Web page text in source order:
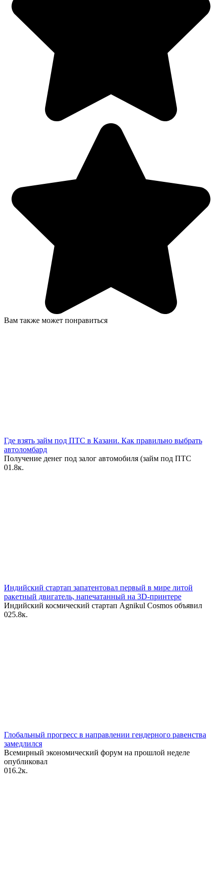
Вам также может понравиться
Где взять займ под ПТС в Казани. Как правильно выбрать
автоломбард
Получение денег под залог автомобиля (займ под ПТС
01.8к.
Индийский стартап запатентовал первый в мире литой
ракетный двигатель, напечатанный на 3D-принтере
Индийский космический стартап Agnikul Cosmos объявил
025.8к.
Глобальный прогресс в направлении гендерного равенства
замедлился
Всемирный экономический форум на прошлой неделе
опубликовал
016.2к.